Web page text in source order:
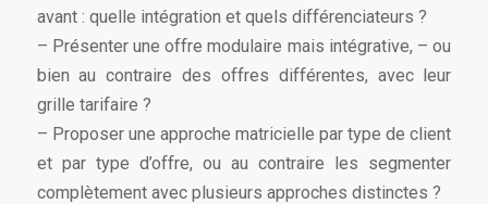
avant : quelle intégration et quels différenciateurs ?
– Présenter une offre modulaire mais intégrative, – ou
bien au contraire des offres différentes, avec leur
grille tarifaire ?
– Proposer une approche matricielle par type de client
et par type d’offre, ou au contraire les segmenter
complètement avec plusieurs approches distinctes ?